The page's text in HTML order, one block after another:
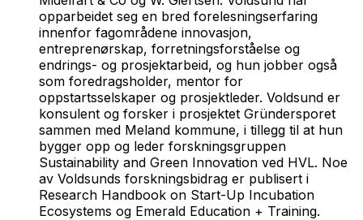
opparbeidet seg en bred forelesningserfaring
innenfor fagområdene innovasjon,
entreprenørskap, forretningsforståelse og
endrings- og prosjektarbeid, og hun jobber også
som foredragsholder, mentor for
oppstartsselskaper og prosjektleder. Voldsund er
konsulent og forsker i prosjektet Gründersporet
sammen med Meland kommune, i tillegg til at hun
bygger opp og leder forskningsgruppen
Sustainability and Green Innovation ved HVL. Noe
av Voldsunds forskningsbidrag er publisert i
Research Handbook on Start-Up Incubation
Ecosystems og Emerald Education + Training.